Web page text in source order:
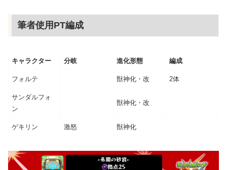
筆者使用PT編成
キャラクター 分岐 進化形態 編成
フォルテ 獣神化・改 2体
サンダルフォ
ン
獣神化・改
ゲキリン 激怒 獣神化